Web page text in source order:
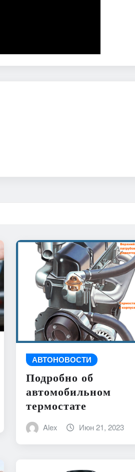
АВТОНОВОСТИ
Подробно об
автомобильном
термостате
Alex Июн 21, 2023